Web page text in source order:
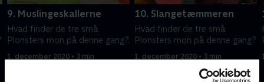
9. Muslingeskallerne
Hvad finder de tre små
Plonsters mon på denne gang?.
1. december 2020 • 3 min
10. Slangetæmmeren
Hvad finder de tre små
Plonsters mon på denne gang?
1. december 2020 • 3 min